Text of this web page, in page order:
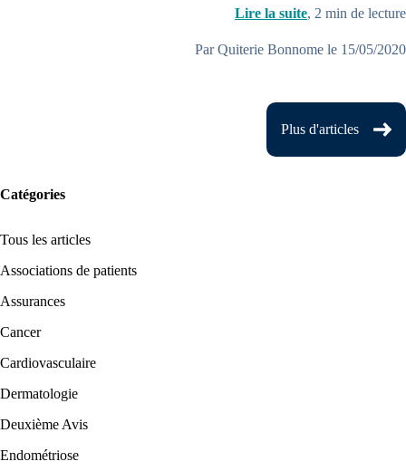
Lire la suite, 2 min de lecture
Par Quiterie Bonnome le 15/05/2020
Plus d'articles
Catégories
Tous les articles
Associations de patients
Assurances
Cancer
Cardiovasculaire
Dermatologie
Deuxième Avis
Endométriose